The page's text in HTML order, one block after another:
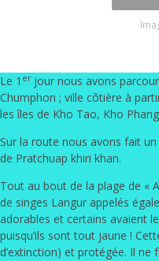
Le 1 erjour nous avons
Chumphon ; ville côtière à
les îles de Kho Tao, Kho
Sur la route nous avons fait
de Pratchuap khiri khan.
Tout au bout de la plage de «
de singes Langur appelés
adorables et certains avaient
puisqu’ils sont tout jaune !
d’extinction) et protégée. Il ne